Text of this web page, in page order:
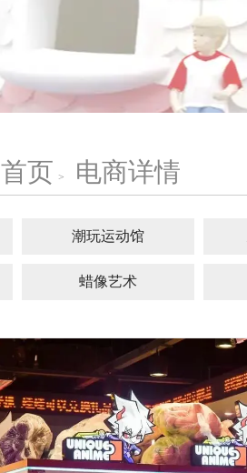
首页 > 电商详情
潮玩运动馆
蜡像艺术